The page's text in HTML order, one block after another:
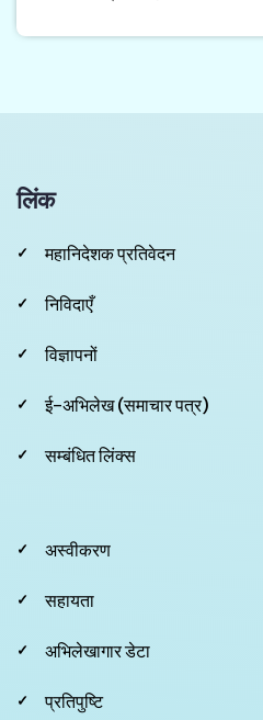
लिंक
महानिदेशक प्रतिवेदन
निविदाएँ
विज्ञापनों
ई-अभिलेख (समाचार पत्र)
सम्बंधित लिंक्स
Footer
अस्वीकरण
सहायता
अभिलेखागार डेटा
प्रतिपुष्टि